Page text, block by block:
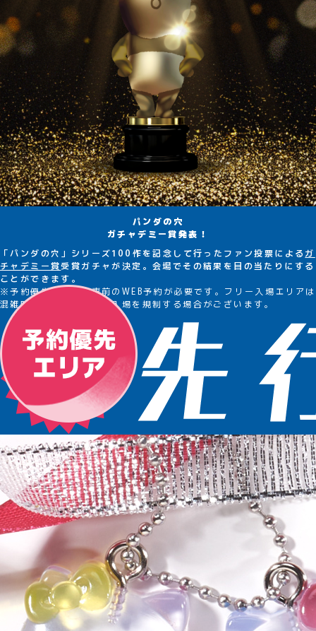
パンダの穴
ガチャデミー賞発表！
「パンダの穴」シリーズ100作を記念して行ったファン投票による ガ
チャデミー賞受賞ガチャが決定。会場でその結果を目の当たりにする
ことができます。
※予約優先エリアは事前のWEB予約が必要です。フリー入場エリアは
混雑時、安全確保のため入場を規制する場合がございます。